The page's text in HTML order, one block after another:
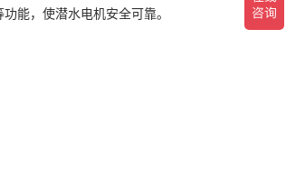
能，使潜水电机安全可靠。